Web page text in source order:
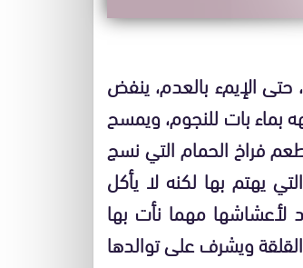
حتى الإيمء بالعدم، ينفض
بماء بات للنجوم، ويمسح
فراخ الحمام التي نسج
يهتم بها لكنه لا يأكل
لأعشاشها مهما نأت بها
ويشرف على توالدها